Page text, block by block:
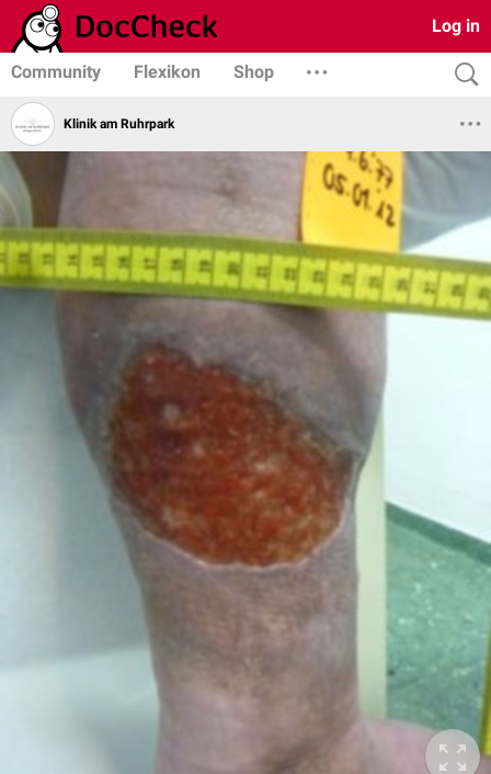
Log in
Community Flexikon Shop
Klinik am Ruhrpark